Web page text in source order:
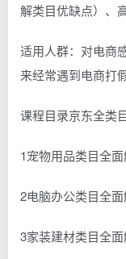
解类目优缺点）、
适用人群：对电商
来经常遇到电商打
课程目录京东全类
1宠物用品类目全
2电脑办公类目全
3家装建材类目全